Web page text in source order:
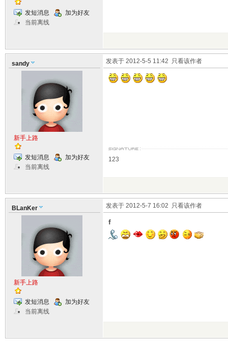
发短消息
加为好友
当前离线
sandy
新手上路
发短消息
加为好友
当前离线
发表于 2012-5-5 11:42 只看该作者
123
BLanKer
新手上路
发短消息
加为好友
当前离线
发表于 2012-5-7 16:02 只看该作者
f